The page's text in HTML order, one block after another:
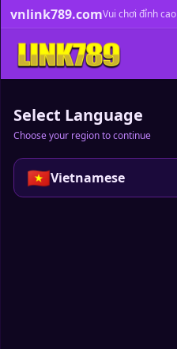
vnlink789.comVui chơi đỉnh cao
Select Language
Choose your region to continue
🇻🇳Vietnamese